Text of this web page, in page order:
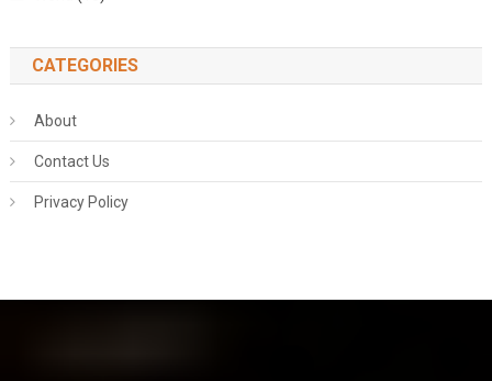
CATEGORIES
About
Contact Us
Privacy Policy